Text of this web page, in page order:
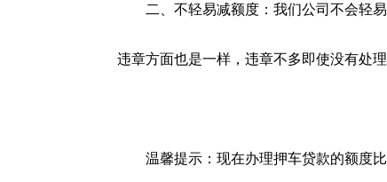
二、不轻易减额度：我们公司不会轻易
违章方面也是一样，违章不多即使没有处理
温馨提示：现在办理押车贷款的额度比